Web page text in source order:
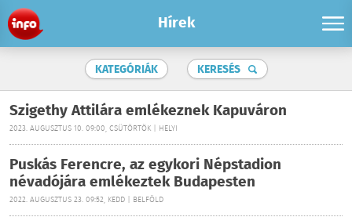
Hírek
KATEGÓRIÁK KERESÉS
Szigethy Attilára emlékeznek Kapuváron
2023. AUGUSZTUS 10. 09:00, CSÜTÖRTÖK | HELYI
Puskás Ferencre, az egykori Népstadion
névadójára emlékeztek Budapesten
2022. AUGUSZTUS 23. 09:52, KEDD | BELFÖLD